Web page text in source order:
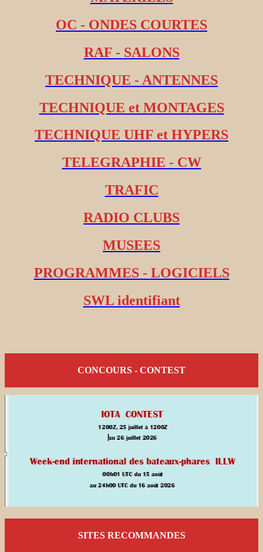
OC - ONDES COURTES
RAF - SALONS
TECHNIQUE - ANTENNES
TECHNIQUE et MONTAGES
TECHNIQUE UHF et HYPERS
TELEGRAPHIE - CW
TRAFIC
RADIO CLUBS
MUSEES
PROGRAMMES - LOGICIELS
SWL identifiant
CONCOURS - CONTEST
SITES RECOMMANDES